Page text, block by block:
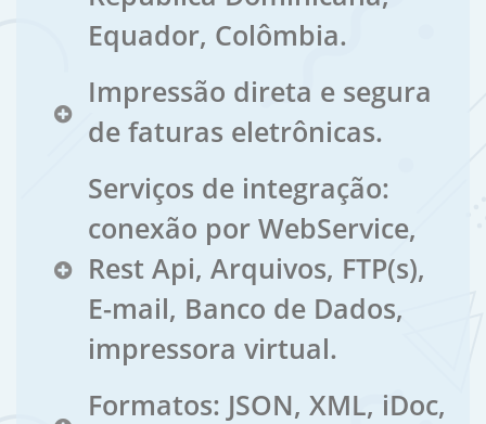
Equador, Colômbia.
Impressão direta e segura
de faturas eletrônicas.
Serviços de integração:
conexão por WebService,
Rest Api, Arquivos, FTP(s),
E-mail, Banco de Dados,
impressora virtual.
Formatos: JSON, XML, iDoc,